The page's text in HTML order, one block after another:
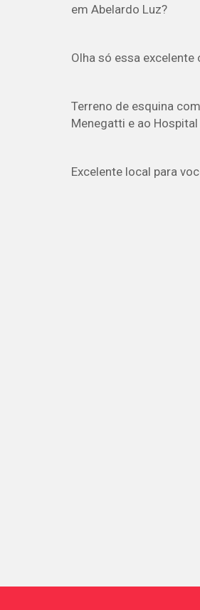
em Abelardo Luz?
Olha só essa excelente
Terreno de esquina
Menegatti e ao
Excelente local para